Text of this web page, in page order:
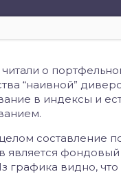
о
“наивной”
в индексы и
составление
является
графика видно,